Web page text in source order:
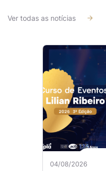
Ver todas as notícias
04/08/2026